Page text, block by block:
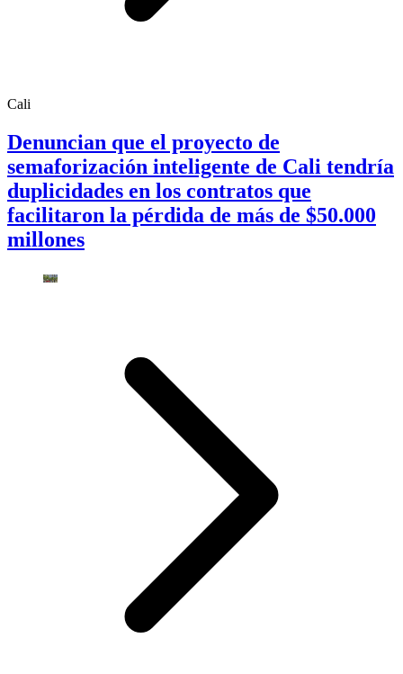
Cali
Denuncian que el proyecto de
semaforización inteligente de Cali tendría
duplicidades en los contratos que
facilitaron la pérdida de más de $50.000
millones